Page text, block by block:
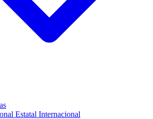
Estatal Internacional